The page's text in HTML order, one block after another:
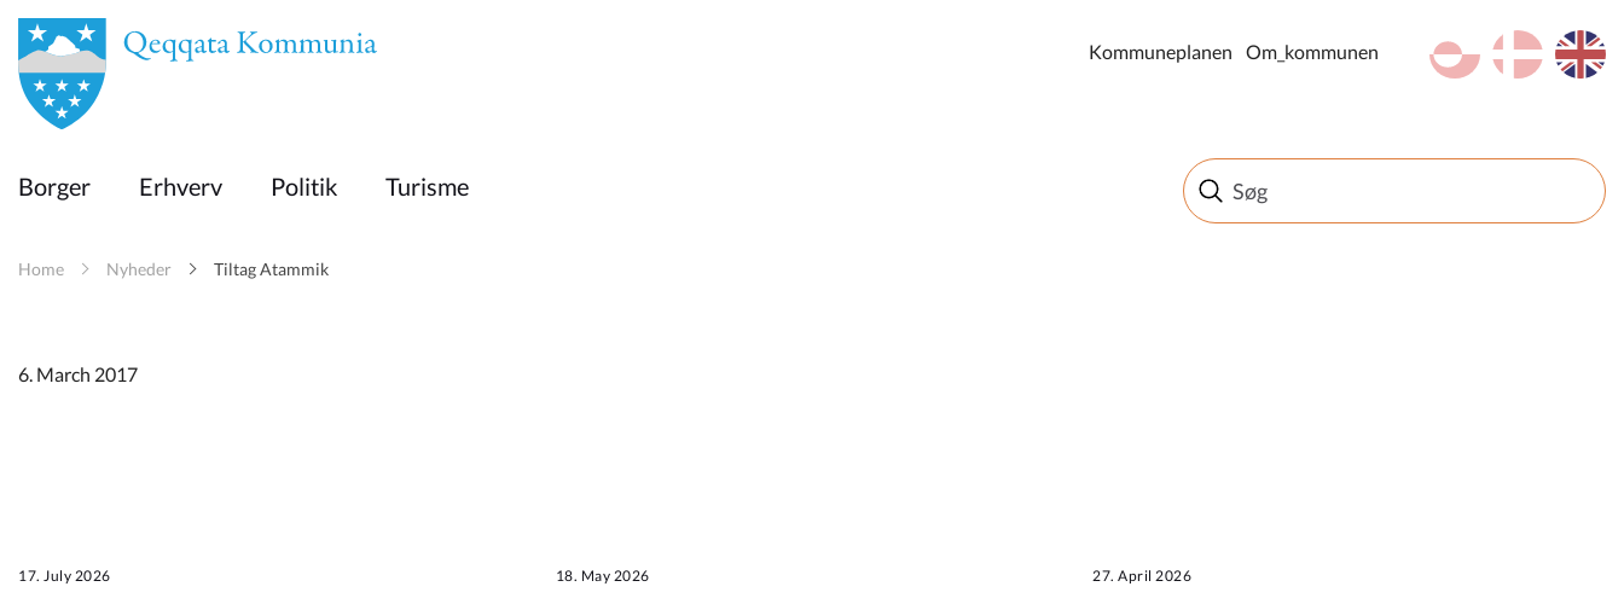
en
Borger
Erhverv
Turisme
Om_kommunen
en
da
kl-GL
Kommuneplanen Om_kommunen
Borger Erhverv Politik Turisme
Home Nyheder Tiltag Atammik
6. March 2017
17. July 2026 18. May 2026 27. April 2026